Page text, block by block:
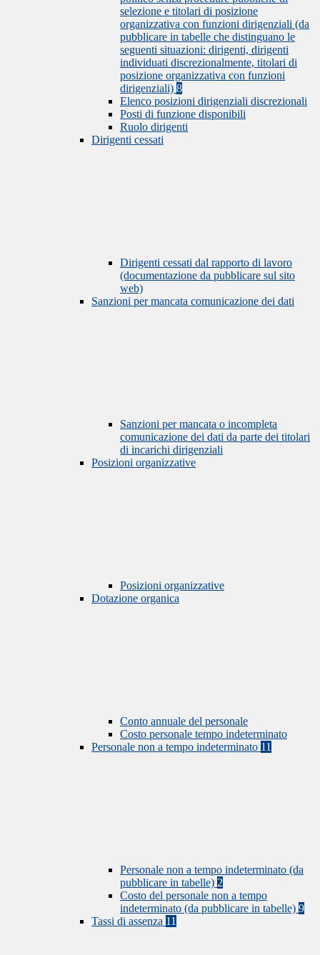
selezione e titolari di posizione
organizzativa con funzioni dirigenziali (da
pubblicare in tabelle che distinguano le
seguenti situazioni: dirigenti, dirigenti
individuati discrezionalmente, titolari di
posizione organizzativa con funzioni
dirigenziali) 8
Elenco posizioni dirigenziali discrezionali
Posti di funzione disponibili
Ruolo dirigenti
Dirigenti cessati
Dirigenti cessati dal rapporto di lavoro
(documentazione da pubblicare sul sito
web)
Sanzioni per mancata comunicazione dei dati
Sanzioni per mancata o incompleta
comunicazione dei dati da parte dei titolari
di incarichi dirigenziali
Posizioni organizzative
Posizioni organizzative
Dotazione organica
Conto annuale del personale
Costo personale tempo indeterminato
Personale non a tempo indeterminato 11
Personale non a tempo indeterminato (da
pubblicare in tabelle) 2
Costo del personale non a tempo
indeterminato (da pubblicare in tabelle) 9
Tassi di assenza 11